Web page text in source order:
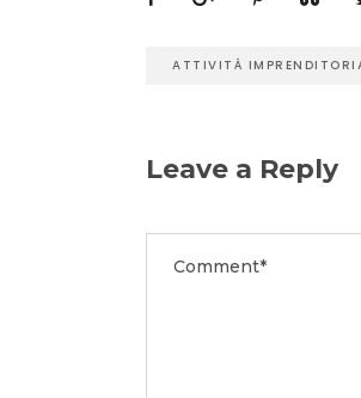
ATTIVITÀ
Leave a Reply